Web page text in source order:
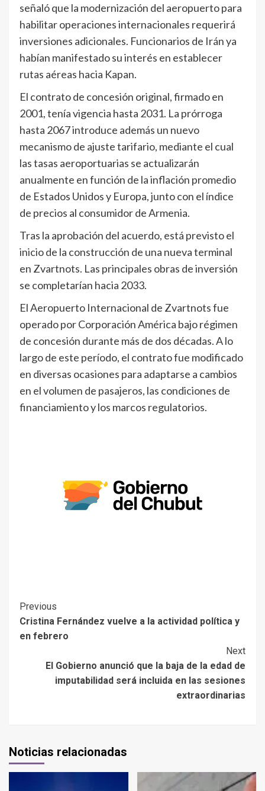
señaló que la modernización del aeropuerto para
habilitar operaciones internacionales requerirá
inversiones adicionales. Funcionarios de Irán ya
habían manifestado su interés en establecer
rutas aéreas hacia Kapan.
El contrato de concesión original, firmado en
2001, tenía vigencia hasta 2031. La prórroga
hasta 2067 introduce además un nuevo
mecanismo de ajuste tarifario, mediante el cual
las tasas aeroportuarias se actualizarán
anualmente en función de la inflación promedio
de Estados Unidos y Europa, junto con el índice
de precios al consumidor de Armenia.
Tras la aprobación del acuerdo, está previsto el
inicio de la construcción de una nueva terminal
en Zvartnots. Las principales obras de inversión
se completarían hacia 2033.
El Aeropuerto Internacional de Zvartnots fue
operado por Corporación América bajo régimen
de concesión durante más de dos décadas. A lo
largo de este período, el contrato fue modificado
en diversas ocasiones para adaptarse a cambios
en el volumen de pasajeros, las condiciones de
financiamiento y los marcos regulatorios.
Previous
Cristina Fernández vuelve a la actividad política y
en febrero
Next
El Gobierno anunció que la baja de la edad de
imputabilidad será incluida en las sesiones
extraordinarias
Noticias relacionadas